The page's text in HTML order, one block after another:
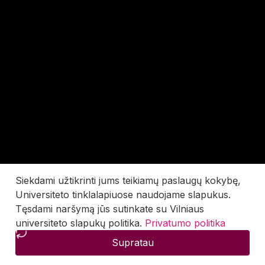
Siekdami užtikrinti jums teikiamų paslaugų kokybę,
Universiteto tinklalapiuose naudojame slapukus.
Tęsdami naršymą jūs sutinkate su Vilniaus
universiteto slapukų politika. Privatumo politika
Supratau